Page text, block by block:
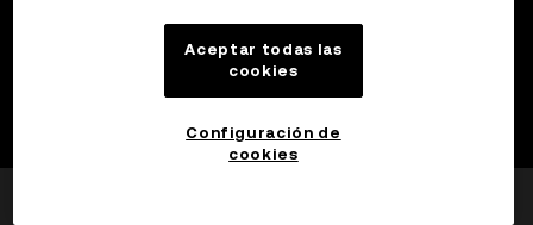
Aceptar todas las
cookies
Configuración de
cookies